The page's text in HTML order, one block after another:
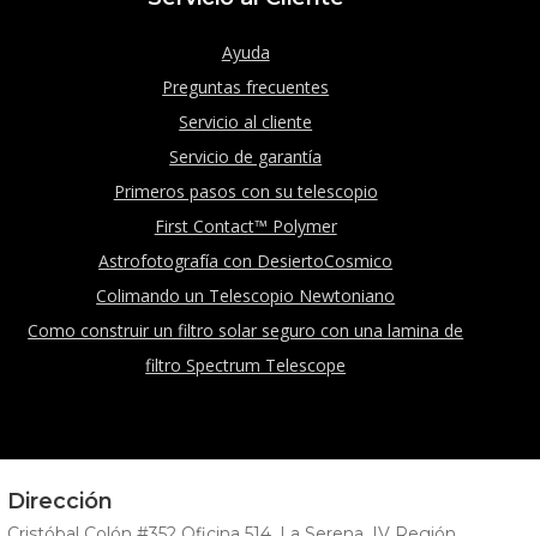
Ayuda
Preguntas frecuentes
Servicio al cliente
Servicio de garantía
Primeros pasos con su telescopio
First Contact™ Polymer
Astrofotografía con DesiertoCosmico
Colimando un Telescopio Newtoniano
Como construir un filtro solar seguro con una lamina de
filtro Spectrum Telescope
Dirección